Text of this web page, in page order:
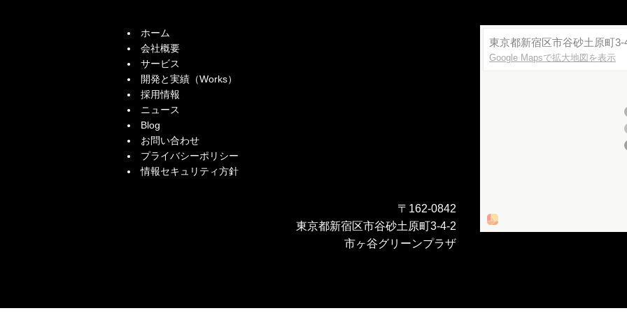
ホーム
会社概要
サービス
開発と実績（Works）
採用情報
ニュース
Blog
お問い合わせ
プライバシーポリシー
情報セキュリティ方針
〒162-0842
東京都新宿区市谷砂土原町3-4-2
市ヶ谷グリーンプラザ
東京都新宿区市谷砂土原町3-
Google Mapsで拡大地図を表示